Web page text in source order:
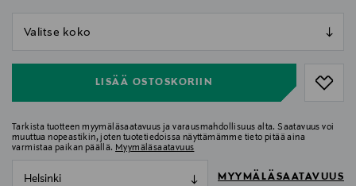
LISÄÄ OSTOSKORIIN
Tarkista tuotteen myymäläsaatavuus ja varausmahdollisuus alta. Saatavuus voi
muuttua nopeastikin, joten tuotetiedoissa näyttämämme tieto pitää aina
varmistaa paikan päällä. Myymäläsaatavuus
Helsinki MYYMÄLÄSAATAVUUS